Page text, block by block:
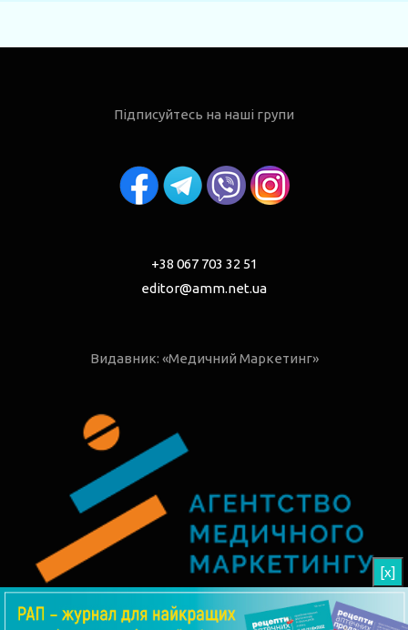
Підписуйтесь на наші групи
+38 067 703 32 51
editor@amm.net.ua
Видавник: «Медичний Маркетинг»
[x]